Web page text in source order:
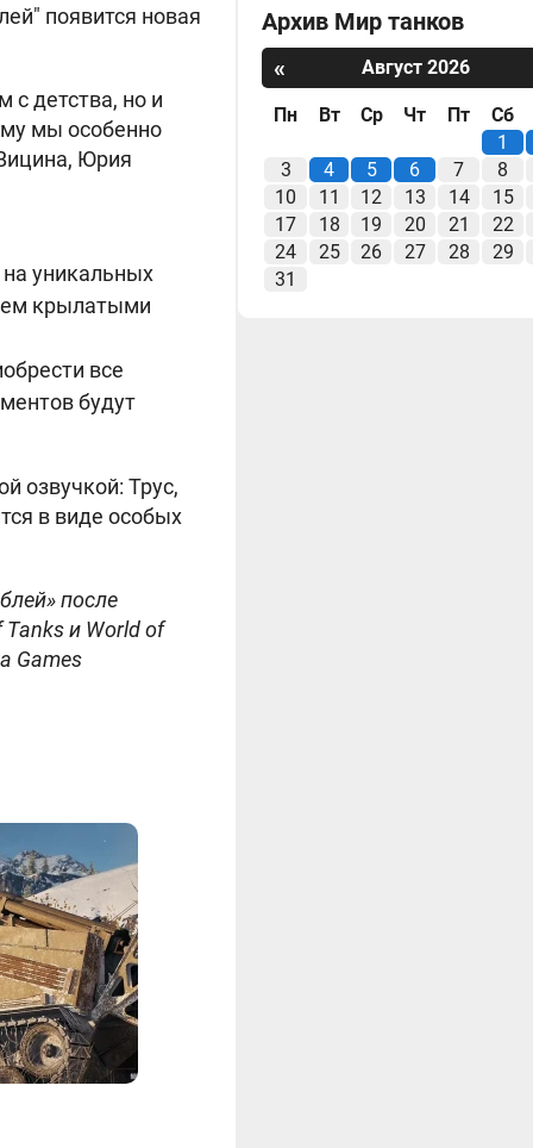
появится новая
детства, но и
мы особенно
Юрия
на уникальных
крылатыми
все
будут
озвучкой: Трус,
в виде особых
после
и World of
Games
Архив Мир танков
«
Август 2026
Пн Вт Ср Чт Пт
Сб
1
3
4 5 6 7
8
10
11 12 13 14
15
17
18 19 20 21
22
24
25 26 27 28
29
31